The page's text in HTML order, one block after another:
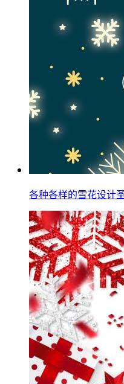
各种各样的雪花设计